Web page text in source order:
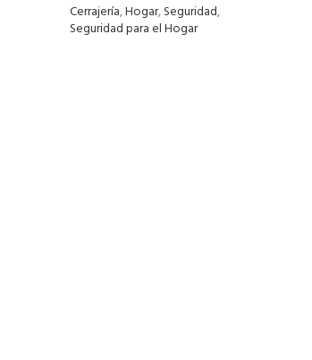
Cerrajería,Hogar,Seguridad,
Seguridad para el Hogar